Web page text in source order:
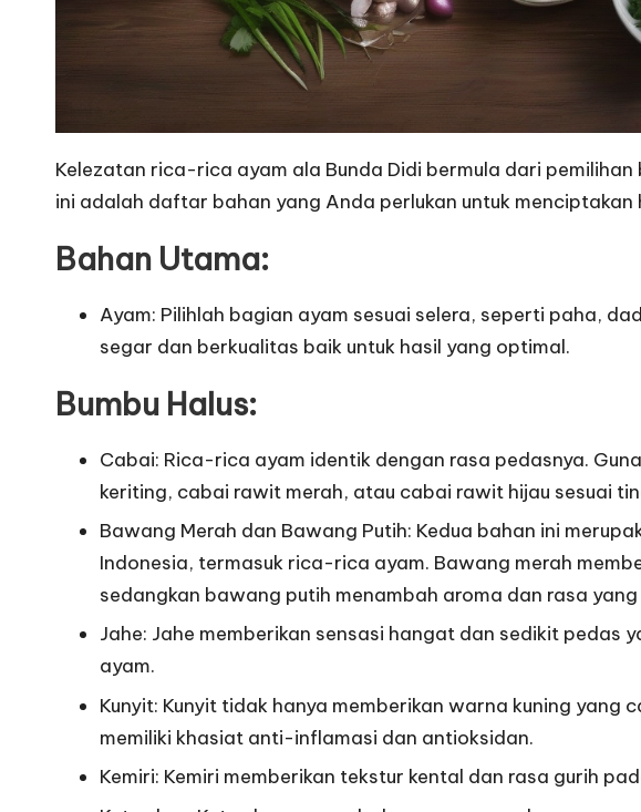
Kelezatan rica-rica ayam ala Bunda Didi bermula dari
ini adalah daftar bahan yang Anda perlukan untuk
Bahan Utama:
Ayam: Pilihlah bagian ayam sesuai selera, seperti paha,
segar dan berkualitas baik untuk hasil yang optimal.
Bumbu Halus:
Cabai: Rica-rica ayam identik dengan rasa pedasnya.
keriting, cabai rawit merah, atau cabai rawit hijau sesuai
Bawang Merah dan Bawang Putih: Kedua bahan ini
Indonesia, termasuk rica-rica ayam. Bawang merah
sedangkan bawang putih menambah aroma dan rasa yang
Jahe: Jahe memberikan sensasi hangat dan sedikit pedas
ayam.
Kunyit: Kunyit tidak hanya memberikan warna kuning yang
memiliki khasiat anti-inflamasi dan antioksidan.
Kemiri: Kemiri memberikan tekstur kental dan rasa gurih